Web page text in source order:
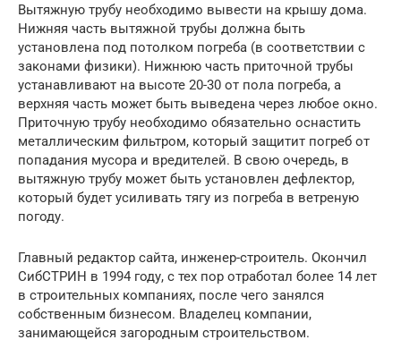
Вытяжную трубу необходимо вывести на крышу дома.
Нижняя часть вытяжной трубы должна быть
установлена под потолком погреба (в соответствии с
законами физики). Нижнюю часть приточной трубы
устанавливают на высоте 20-30 от пола погреба, а
верхняя часть может быть выведена через любое окно.
Приточную трубу необходимо обязательно оснастить
металлическим фильтром, который защитит погреб от
попадания мусора и вредителей. В свою очередь, в
вытяжную трубу может быть установлен дефлектор,
который будет усиливать тягу из погреба в ветреную
погоду.
Главный редактор сайта, инженер-строитель. Окончил
СибСТРИН в 1994 году, с тех пор отработал более 14 лет
в строительных компаниях, после чего занялся
собственным бизнесом. Владелец компании,
занимающейся загородным строительством.